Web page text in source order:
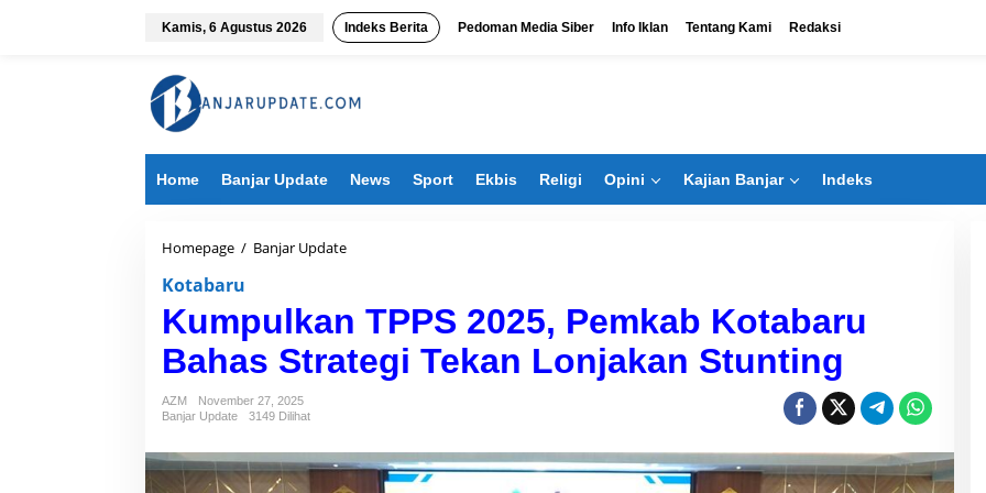
Kamis, 6 Agustus 2026 Indeks Berita Pedoman Media Siber Info Iklan Tentang Kami Redaksi
Home Banjar Update News Sport Ekbis Religi Opini Kajian Banjar Indeks
Homepage / Banjar Update
u
k
P
S
Kotabaru
Kumpulkan TPPS 2025, Pemkab Kotabaru
Bahas Strategi Tekan Lonjakan Stunting
AZM
November 27, 2025
Banjar Update
3149 Dilihat
Bangun Banua Siapkan Bisnis
Baru Dongkrak PAD